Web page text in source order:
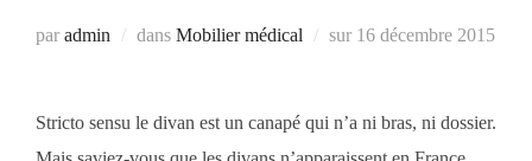
par admin dans Mobilier médical sur Publié
16 décembre 2015
Stricto sensu le divan est un canapé qui n’a ni bras, ni dossier.